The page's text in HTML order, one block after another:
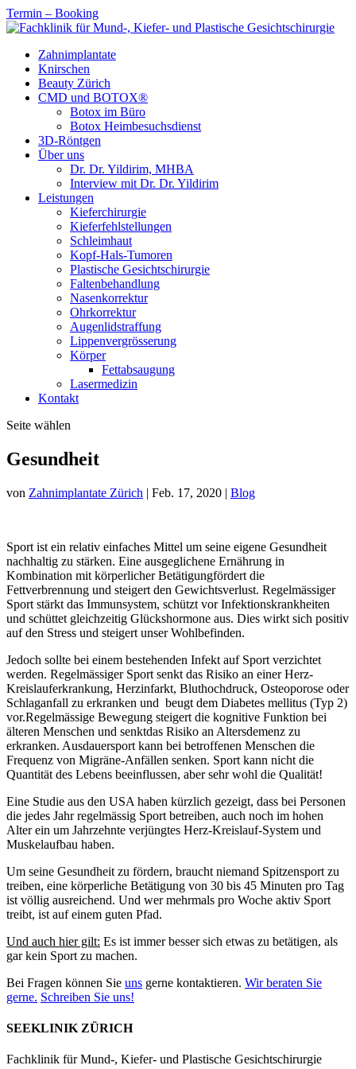
Termin – Booking
Zahnimplantate
Knirschen
Beauty Zürich
CMD und BOTOX®
Botox im Büro
Botox Heimbesuchsdienst
3D-Röntgen
Über uns
Dr. Dr. Yildirim, MHBA
Interview mit Dr. Dr. Yildirim
Leistungen
Kieferchirurgie
Kieferfehlstellungen
Schleimhaut
Kopf-Hals-Tumoren
Plastische Gesichtschirurgie
Faltenbehandlung
Nasenkorrektur
Ohrkorrektur
Augenlidstraffung
Lippenvergrösserung
Körper
Fettabsaugung
Lasermedizin
Kontakt
Seite wählen
Gesundheit
von Zahnimplantate Zürich | Feb. 17, 2020 | Blog
Sport ist ein relativ einfaches Mittel um seine eigene Gesundheit
nachhaltig zu stärken. Eine ausgeglichene Ernährung in
Kombination mit körperlicher Betätigungfördert die
Fettverbrennung und steigert den Gewichtsverlust. Regelmässiger
Sport stärkt das Immunsystem, schützt vor Infektionskrankheiten
und schüttet gleichzeitig Glückshormone aus. Dies wirkt sich positiv
auf den Stress und steigert unser Wohlbefinden.
Jedoch sollte bei einem bestehenden Infekt auf Sport verzichtet
werden. Regelmässiger Sport senkt das Risiko an einer Herz-
Kreislauferkrankung, Herzinfarkt, Bluthochdruck, Osteoporose oder
Schlaganfall zu erkranken und beugt dem Diabetes mellitus (Typ 2)
vor.Regelmässige Bewegung steigert die kognitive Funktion bei
älteren Menschen und senktdas Risiko an Altersdemenz zu
erkranken. Ausdauersport kann bei betroffenen Menschen die
Frequenz von Migräne-Anfällen senken. Sport kann nicht die
Quantität des Lebens beeinflussen, aber sehr wohl die Qualität!
Eine Studie aus den USA haben kürzlich gezeigt, dass bei Personen
die jedes Jahr regelmässig Sport betreiben, auch noch im hohen
Alter ein um Jahrzehnte verjüngtes Herz-Kreislauf-System und
Muskelaufbau haben.
Um seine Gesundheit zu fördern, braucht niemand Spitzensport zu
treiben, eine körperliche Betätigung von 30 bis 45 Minuten pro Tag
ist völlig ausreichend. Und wer mehrmals pro Woche aktiv Sport
treibt, ist auf einem guten Pfad.
Und auch hier gilt: Es ist immer besser sich etwas zu betätigen, als
gar kein Sport zu machen.
Bei Fragen können Sie uns gerne kontaktieren. Wir beraten Sie
gerne. Schreiben Sie uns!
SEEKLINIK ZÜRICH
Fachklinik für Mund-, Kiefer- und Plastische Gesichtschirurgie